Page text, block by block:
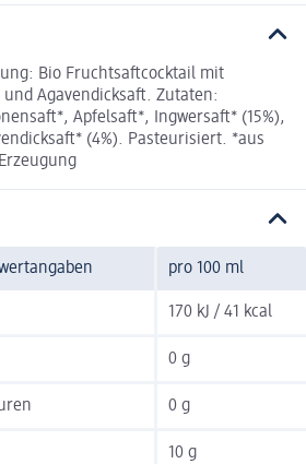
Bio Fruchtsaftcocktail mit
Agavendicksaft. Zutaten:
Apfelsaft*, Ingwersaft* (15%),
(4%). Pasteurisiert. *aus
pro 100 ml
170 kJ / 41 kcal
0 g
0 g
10 g